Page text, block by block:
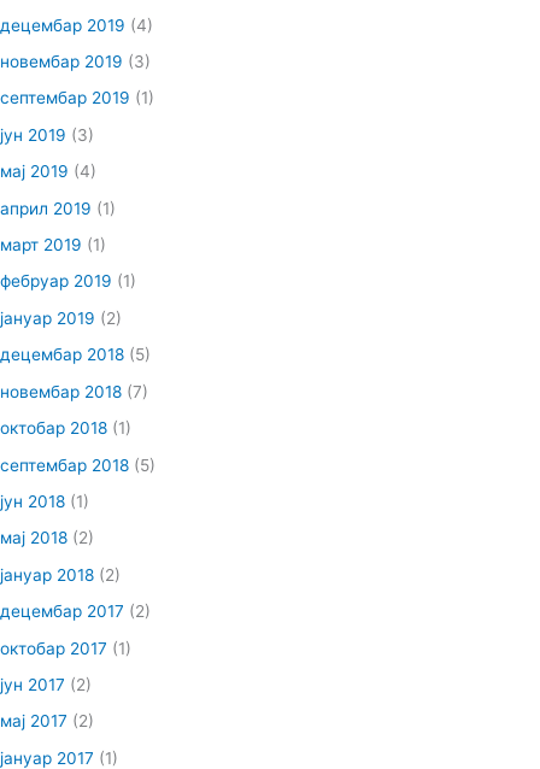
децембар 2019 (4)
новембар 2019 (3)
септембар 2019 (1)
јун 2019 (3)
мај 2019 (4)
април 2019 (1)
март 2019 (1)
фебруар 2019 (1)
јануар 2019 (2)
децембар 2018 (5)
новембар 2018 (7)
октобар 2018 (1)
септембар 2018 (5)
јун 2018 (1)
мај 2018 (2)
јануар 2018 (2)
децембар 2017 (2)
октобар 2017 (1)
јун 2017 (2)
мај 2017 (2)
јануар 2017 (1)